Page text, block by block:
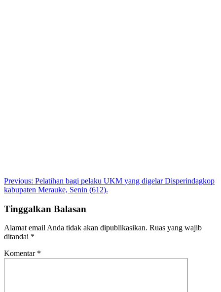
Post
navigation
Previous: Pelatihan bagi pelaku UKM yang digelar Disperindagkop
kabupaten Merauke, Senin (612).
Tinggalkan Balasan
Alamat email Anda tidak akan dipublikasikan. Ruas yang wajib
ditandai *
Komentar *